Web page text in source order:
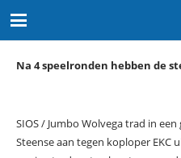
Na 4 speelronden hebben de
SIOS / Jumbo Wolvega trad in
Steense aan tegen koploper EKC